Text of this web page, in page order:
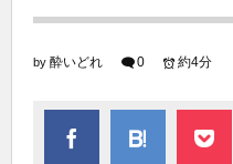
by 酔いどれ 0 約4分